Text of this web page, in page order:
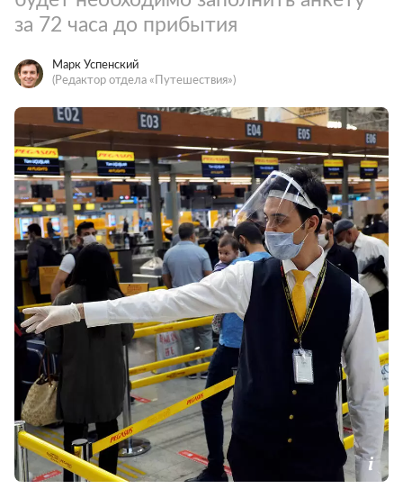
за 72 часа до прибытия
Марк Успенский
(Редактор отдела «Путешествия»)